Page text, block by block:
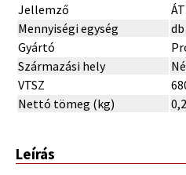
Jellemző
Mennyiségi egység
db
Gyártó
Származási hely
VTSZ
Nettó tömeg (kg)
Leírás